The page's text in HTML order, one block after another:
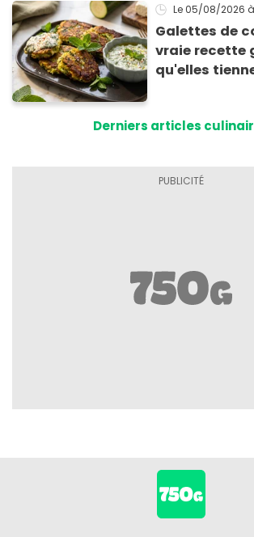
Le 05/08/2026
Galettes de
vraie recette
qu'elles
Derniers articles